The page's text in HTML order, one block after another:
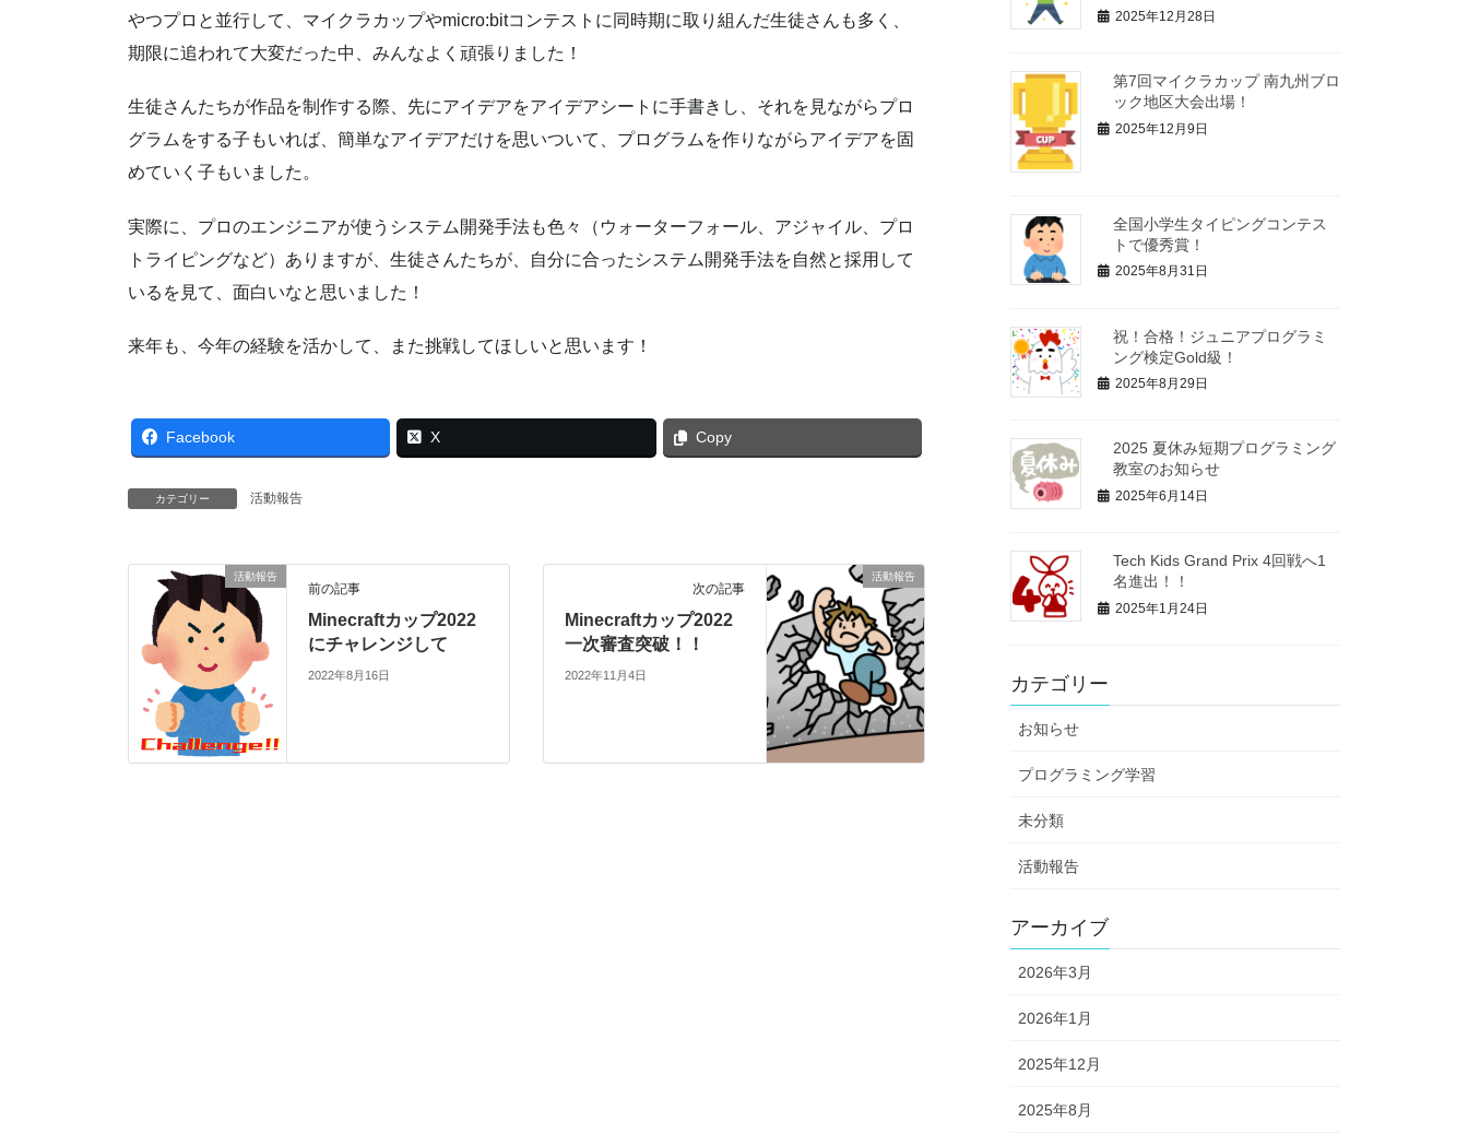
やつプロと並行して、マイクラカップやmicro:bitコンテストに同時期に取り組んだ生徒さんも多く、
期限に追われて大変だった中、みんなよく頑張りました！
生徒さんたちが作品を制作する際、先にアイデアをアイデアシートに手書きし、それを見ながらプロ
グラムをする子もいれば、簡単なアイデアだけを思いついて、プログラムを作りながらアイデアを固
めていく子もいました。
実際に、プロのエンジニアが使うシステム開発手法も色々（ウォーターフォール、アジャイル、プロ
トライピングなど）ありますが、生徒さんたちが、自分に合ったシステム開発手法を自然と採用して
いるを見て、面白いなと思いました！
来年も、今年の経験を活かして、また挑戦してほしいと思います！
Facebook X Copy
カテゴリー 活動報告
活動報告
前の記事
Minecraftカップ2022
にチャレンジして
2022年8月16日
活動報告
次の記事
Minecraftカップ2022
一次審査突破！！
2022年11月4日
2025年12月28日
第7回マイクラカップ 南九州ブロ
ック地区大会出場！
2025年12月9日
全国小学生タイピングコンテス
トで優秀賞！
2025年8月31日
祝！合格！ジュニアプログラミ
ング検定Gold級！
2025年8月29日
2025 夏休み短期プログラミング
教室のお知らせ
2025年6月14日
Tech Kids Grand Prix 4回戦へ1
名進出！！
2025年1月24日
カテゴリー
お知らせ
プログラミング学習
未分類
活動報告
アーカイブ
2026年3月
2026年1月
2025年12月
2025年8月